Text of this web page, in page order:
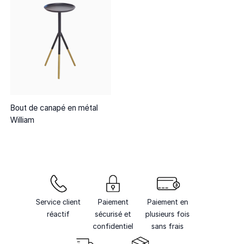
Bout de canapé en métal
William
Service client
réactif
Paiement
sécurisé et
confidentiel
Paiement en
plusieurs fois
sans frais